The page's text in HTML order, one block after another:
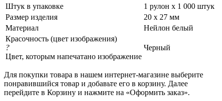
Штук в упаковке
1 рулон х 1 000 штук
Размер изделия
20 х 27 мм
Материал
Нейлон белый
Красочность (цвет изображения)
?
Цвет, которым напечатано изображение
Черный
Для покупки товара в нашем интернет-магазине выберите
понравившийся товар и добавьте его в корзину. Далее
перейдите в Корзину и нажмите на «Оформить заказ».